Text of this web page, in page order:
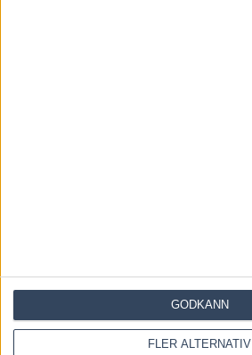
FLER ALTERNATIV
GODKÄNN
next time I comment.